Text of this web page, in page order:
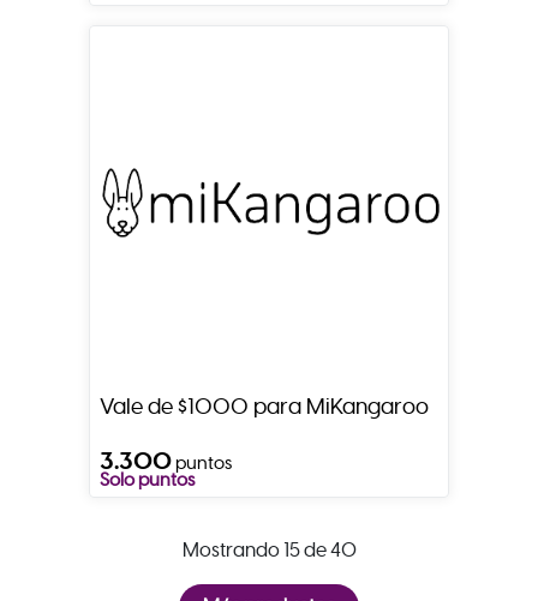
Vale de $1000 para MiKangaroo
3.300puntos
Solo puntos
Mostrando 15 de 40